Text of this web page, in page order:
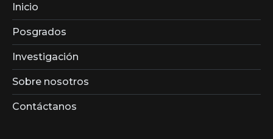
Inicio
Posgrados
Investigación
Sobre nosotros
Contáctanos